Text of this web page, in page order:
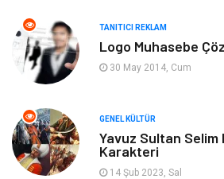
Bilgisayar & Yazılım Müzik
Mobilya
Ev İşleri
Aksesuar
TANITICI REKLAM
Logo Muhasebe
30 May 2014, Cum
GENEL KÜLTÜR
Yavuz Sultan Selim
Karakteri
14 Şub 2023, Sal